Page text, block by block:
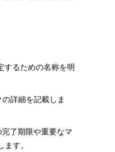
するための名称を明
詳細を記載しま
完了期限や重要なマ
す。